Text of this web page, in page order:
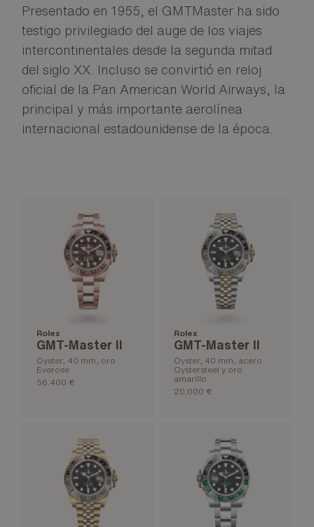
Presentado en 1955, el GMTMaster ha sido
testigo privilegiado del auge de los viajes
intercontinentales desde la segunda mitad
del siglo XX. Incluso se convirtió en reloj
oficial de la Pan American World Airways, la
principal y más importante aerolínea
internacional estadounidense de la época.
Rolex
GMT-Master II
Oyster, 40 mm, oro
Everose
56.400 €
Rolex
GMT-Master II
Oyster, 40 mm, acero
Oystersteel y oro
amarillo
20.000 €